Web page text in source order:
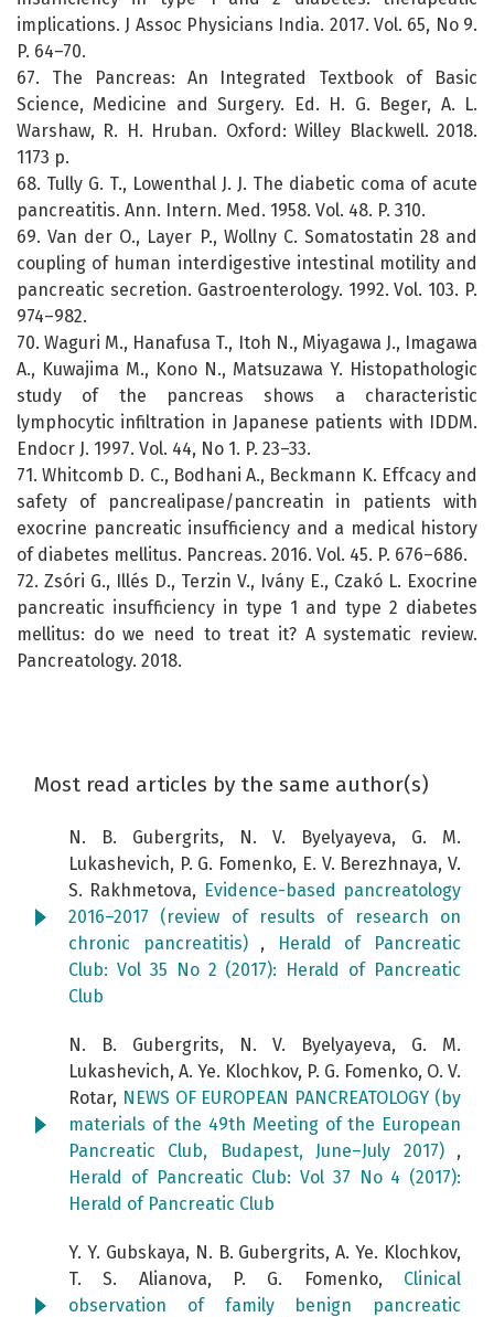
implications. J Assoc Physicians India. 2017. Vol. 65, No 9.
P. 64–70.
67. The Pancreas: An Integrated Textbook of Basic
Science, Medicine and Surgery. Ed. H. G. Beger, A. L.
Warshaw, R. H. Hruban. Oxford: Willey Blackwell. 2018.
1173 p.
68. Tully G. T., Lowenthal J. J. The diabetic coma of acute
pancreatitis. Ann. Intern. Med. 1958. Vol. 48. P. 310.
69. Van der O., Layer P., Wollny C. Somatostatin 28 and
coupling of human interdigestive intestinal motility and
pancreatic secretion. Gastroenterology. 1992. Vol. 103. P.
974–982.
70. Waguri M., Hanafusa T., Itoh N., Miyagawa J., Imagawa
A., Kuwajima M., Kono N., Matsuzawa Y. Histopathologic
study of the pancreas shows a characteristic
lymphocytic infiltration in Japanese patients with IDDM.
Endocr J. 1997. Vol. 44, No 1. P. 23–33.
71. Whitcomb D. C., Bodhani A., Beckmann K. Effcacy and
safety of pancrealipase/pancreatin in patients with
exocrine pancreatic insufficiency and a medical history
of diabetes mellitus. Pancreas. 2016. Vol. 45. P. 676–686.
72. Zsóri G., Illés D., Terzin V., Ivány E., Czakó L. Exocrine
pancreatic insufficiency in type 1 and type 2 diabetes
mellitus: do we need to treat it? A systematic review.
Pancreatology. 2018.
Most read articles by the same author(s)
N. B. Gubergrits, N. V. Byelyayeva, G. M.
Lukashevich, P. G. Fomenko, E. V. Berezhnaya, V.
S. Rakhmetova, Evidence-based pancreatology
2016–2017 (review of results of research on
chronic pancreatitis) ,
Herald of Pancreatic
Club: Vol 35 No 2 (2017): Herald of Pancreatic
Club
N. B. Gubergrits, N. V. Byelyayeva, G. M.
Lukashevich, A. Ye. Klochkov, P. G. Fomenko, O. V.
Rotar, NEWS OF EUROPEAN PANCREATOLOGY (by
materials of the 49th Meeting of the European
Pancreatic Club, Budapest, June–July 2017) ,
Herald of Pancreatic Club: Vol 37 No 4 (2017):
Herald of Pancreatic Club
Y. Y. Gubskaya, N. B. Gubergrits, A. Ye. Klochkov,
T. S. Alianova, P. G. Fomenko, Clinical
observation of family benign pancreatic